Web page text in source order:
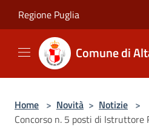
Regione Puglia
Comune di
Home > Novità > Notizie >
Concorso n. 5 posti di Istruttore